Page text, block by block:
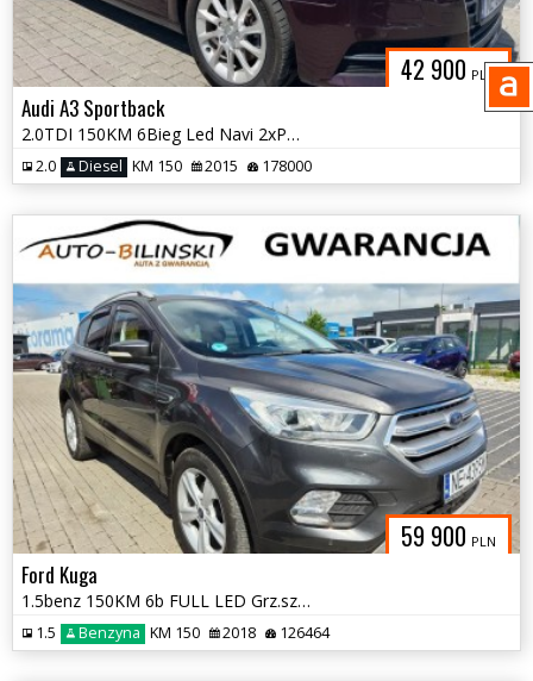
42 900 PLN
Audi A3 Sportback
2.0TDI 150KM 6Bieg Led Navi 2xPDC BluetoothFulserwis Audi Gwarancja
2.0 Diesel KM 150 2015 178000
59 900 PLN
Ford Kuga
1.5benz 150KM 6b FULL LED Grz.szyba+fotele+kier Kamera PDC faktur Gwar
1.5 Benzyna KM 150 2018 126464